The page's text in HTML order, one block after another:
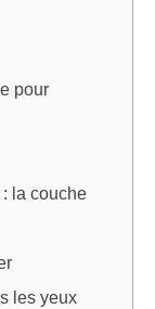
pour
la couche
les yeux